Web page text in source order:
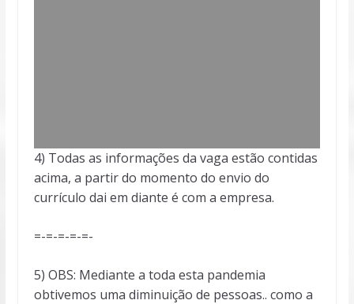
4) Todas as informações da vaga estão contidas
acima, a partir do momento do envio do
currículo dai em diante é com a empresa.
=-=-=-=-=-
5) OBS: Mediante a toda esta pandemia
obtivemos uma diminuição de pessoas.. como a